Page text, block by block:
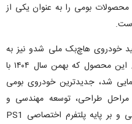
بومی را به عنوان یکی از
خودروی هاچ‌بک ملی شدو نیز به
معاون آموزشی وزارت علوم معرفی شد. این محصول که بهمن سال ۱۴۰۴ با
شد، جدیدترین خودروی بومی
مراحل طراحی، توسعه مهندسی و
صنعتی‌سازی آن توسط متخصصان ایرانی و بر پایه پلتفرم اختصاصی PS1